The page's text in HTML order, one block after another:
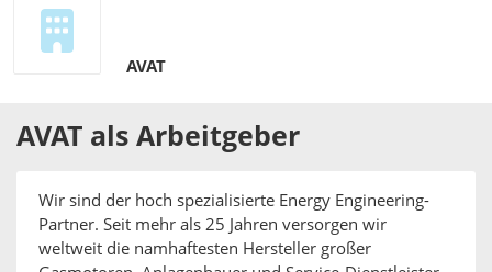
AVAT
AVAT als Arbeitgeber
Wir sind der hoch spezialisierte Energy Engineering-
Partner. Seit mehr als 25 Jahren versorgen wir
weltweit die namhaftesten Hersteller großer